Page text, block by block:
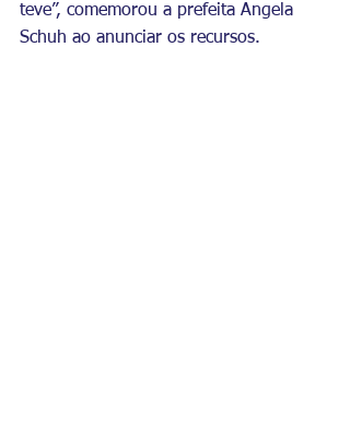
teve”, comemorou a prefeita Angela
Schuh ao anunciar os recursos.